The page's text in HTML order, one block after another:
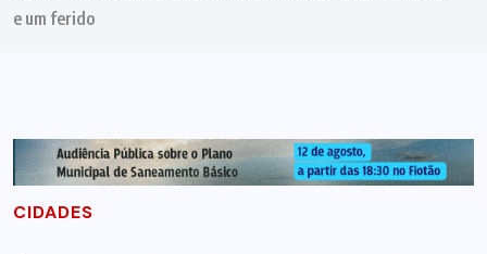
e um ferido
CIDADES